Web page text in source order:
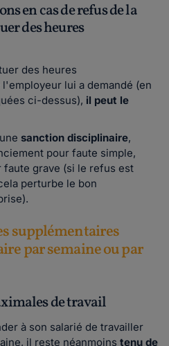
en cas de refus de la
des heures
des heures
lui a demandé (en
ci-dessus), il peut le
sanction disciplinaire,
pour faute simple,
grave (si le refus est
perturbe le bon
supplémentaires
par semaine ou par
de travail
à son salarié de travailler
il reste néanmoins tenu de